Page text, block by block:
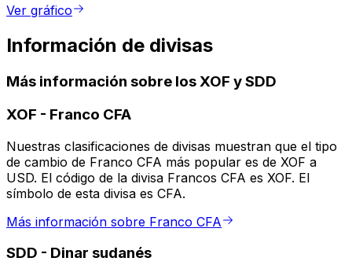
Ver gráfico
Información de divisas
Más información sobre los XOF y SDD
XOF - Franco CFA
Nuestras clasificaciones de divisas muestran que el tipo
de cambio de Franco CFA más popular es de XOF a
USD. El código de la divisa Francos CFA es XOF. El
símbolo de esta divisa es CFA.
Más información sobre Franco CFA
SDD - Dinar sudanés